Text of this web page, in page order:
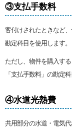
③支払手数料
客付けされたときなど
勘定科目を使用します。
ただし、物件を購入す
「支払手数料」の勘定
④水道光熱費
共用部分の水道・電気